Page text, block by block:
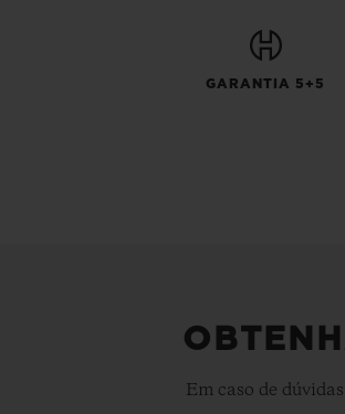
GARANTIA 5+5
Em caso de